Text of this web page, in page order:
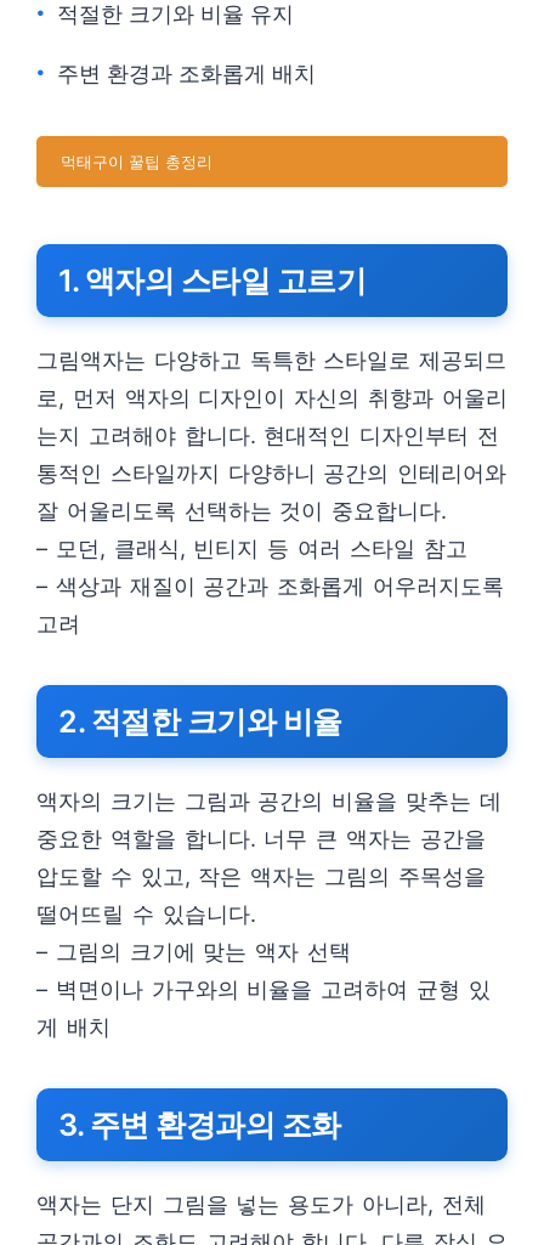
적절한 크기와 비율 유지
주변 환경과 조화롭게 배치
먹태구이 꿀팁 총정리
1. 액자의 스타일 고르기
그림액자는 다양하고 독특한 스타일로 제공되므
로, 먼저 액자의 디자인이 자신의 취향과 어울리
는지 고려해야 합니다. 현대적인 디자인부터 전
통적인 스타일까지 다양하니 공간의 인테리어와
잘 어울리도록 선택하는 것이 중요합니다.
– 모던, 클래식, 빈티지 등 여러 스타일 참고
– 색상과 재질이 공간과 조화롭게 어우러지도록
고려
2. 적절한 크기와 비율
액자의 크기는 그림과 공간의 비율을 맞추는 데
중요한 역할을 합니다. 너무 큰 액자는 공간을
압도할 수 있고, 작은 액자는 그림의 주목성을
떨어뜨릴 수 있습니다.
– 그림의 크기에 맞는 액자 선택
– 벽면이나 가구와의 비율을 고려하여 균형 있
게 배치
3. 주변 환경과의 조화
액자는 단지 그림을 넣는 용도가 아니라, 전체